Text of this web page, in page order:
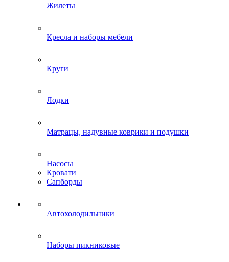
Жилеты
Кресла и наборы мебели
Круги
Лодки
Матрацы, надувные коврики и подушки
Насосы
Кровати
Сапборды
Автохолодильники
Наборы пикниковые